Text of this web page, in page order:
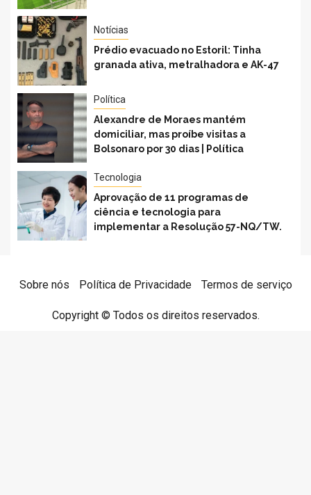
Notícias
Prédio evacuado no Estoril: Tinha
granada ativa, metralhadora e AK-47
Política
Alexandre de Moraes mantém
domiciliar, mas proíbe visitas a
Bolsonaro por 30 dias | Política
Tecnologia
Aprovação de 11 programas de
ciência e tecnologia para
implementar a Resolução 57-NQ/TW.
Sobre nós Política de Privacidade Termos de serviço
Copyright © Todos os direitos reservados.